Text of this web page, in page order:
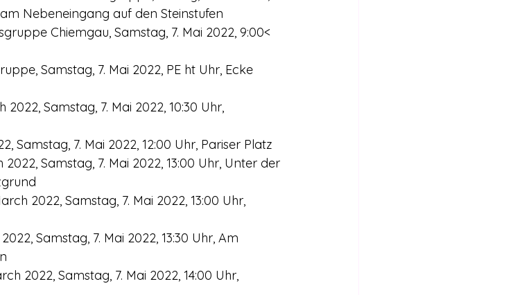
Nebeneingang auf den Steinstufen
Chiemgau, Samstag, 7. Mai 2022, 9:00<
Samstag, 7. Mai 2022, PE ht Uhr, Ecke
Samstag, 7. Mai 2022, 10:30 Uhr,
Samstag, 7. Mai 2022, 12:00 Uhr, Pariser Platz
Samstag, 7. Mai 2022, 13:00 Uhr, Unter der
2022, Samstag, 7. Mai 2022, 13:00 Uhr,
Samstag, 7. Mai 2022, 13:30 Uhr, Am
2022, Samstag, 7. Mai 2022, 14:00 Uhr,